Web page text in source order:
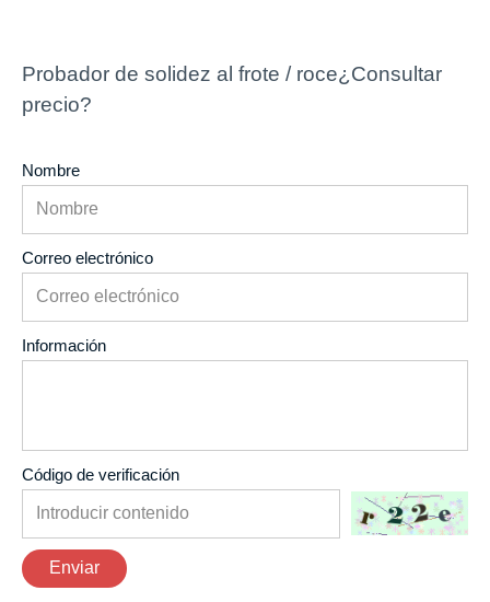
Probador de solidez al frote / roce¿Consultar
precio?
Nombre
Correo electrónico
Información
Código de verificación
Enviar